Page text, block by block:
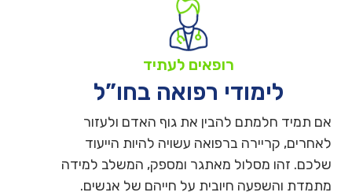
רופאים לעתיד
לימודי רפואה בחו”ל
אם תמיד חלמתם להבין את גוף האדם ולעזור
לאחרים, קריירה ברפואה עשויה להיות הייעוד
שלכם. זהו מסלול מאתגר ומספק, המשלב למידה
מתמדת והשפעה חיובית על חייהם של אנשים.